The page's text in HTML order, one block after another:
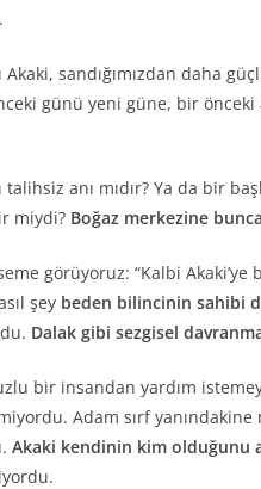
Akaki, sandığımızdan daha
günü yeni güne, bir
talihsiz anı mıdır? Ya da bir
miydi? Boğaz merkezine
görüyoruz: “Kalbi Akaki’ye
şey beden bilincinin sahibi
Dalak gibi sezgisel
bir insandan yardım
Adam sırf
Akaki kendinin kim olduğunu